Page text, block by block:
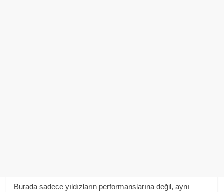
Burada sadece yıldızların performanslarına değil, aynı